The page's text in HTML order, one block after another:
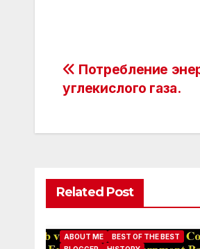
Post
navigation
Потребление
углекислого газа.
Related Post
ABOUT ME
BEST OF THE BEST